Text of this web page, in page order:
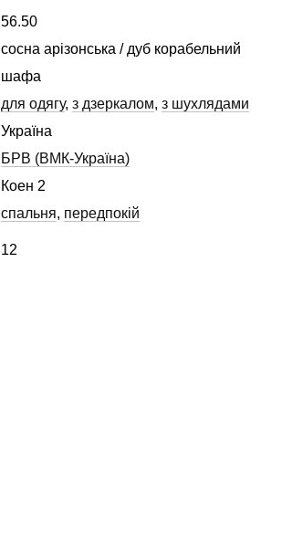
56.50
сосна арізонська / дуб корабельний
шафа
для одягу, з дзеркалом, з шухлядами
Україна
БРВ (ВМК-Україна)
Коен 2
спальня, передпокій
12